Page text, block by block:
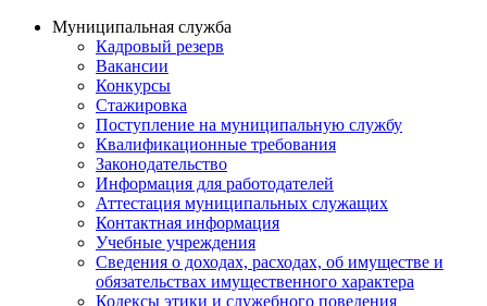
Муниципальная служба
Кадровый резерв
Вакансии
Конкурсы
Стажировка
Поступление на муниципальную службу
Квалификационные требования
Законодательство
Информация для работодателей
Аттестация муниципальных служащих
Контактная информация
Учебные учреждения
Сведения о доходах, расходах, об имуществе и
обязательствах имущественного характера
Кодексы этики и служебного поведения